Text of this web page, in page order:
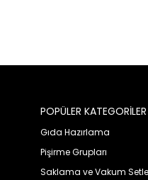
POPÜLER KATEGORİLER
Gıda Hazırlama
Pişirme Grupları
Saklama ve Vakum